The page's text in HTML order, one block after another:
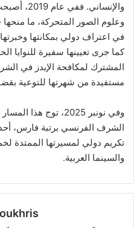
وعلوم الصور المتحركة، ما
في اعتراف دولي بمكانتها
كما جرى تعيينها سفيرة للنوايا
المشترك لمكافحة الإيدز في
مستفيدة من شهرتها للتوعية
وفي نونبر 2025،
الشرف الفرنسي برتبة فارس،
تكريم دولي لمسيرتها الممتدة
والسينما العربية.